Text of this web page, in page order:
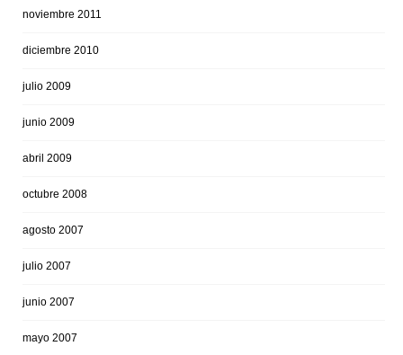
noviembre 2011
diciembre 2010
julio 2009
junio 2009
abril 2009
octubre 2008
agosto 2007
julio 2007
junio 2007
mayo 2007